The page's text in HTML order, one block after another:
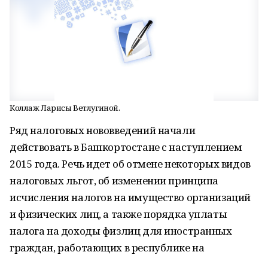
Коллаж Ларисы Ветлугиной.
Ряд налоговых нововведений начали
действовать в Башкортостане с наступлением
2015 года. Речь идет об отмене некоторых видов
налоговых льгот, об изменении принципа
исчисления налогов на имущество организаций
и физических лиц, а также порядка уплаты
налога на доходы физлиц для иностранных
граждан, работающих в республике на